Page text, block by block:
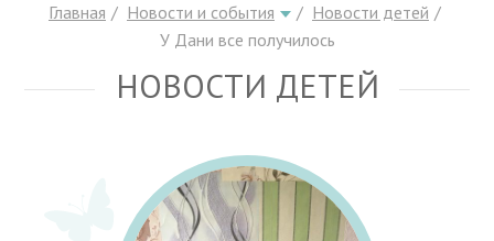
Главная Новости и события
Новости детей
У Дани все получилось
НОВОСТИ ДЕТЕЙ